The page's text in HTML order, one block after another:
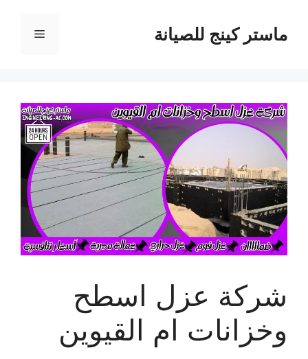
المحتوىماستر كينج للصيانة القائمة
شركة عزل اسطح
وخزانات ام القيوين